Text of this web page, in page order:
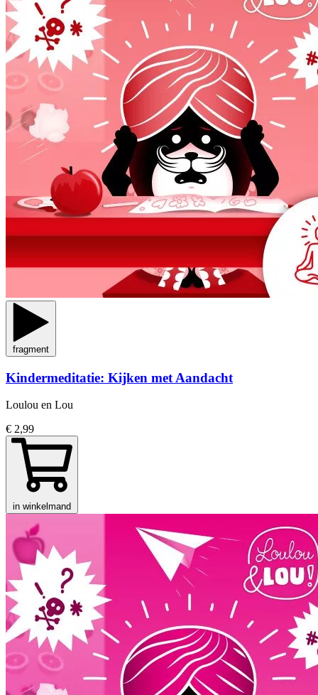
fragment
Kindermeditatie: Kijken met Aandacht
Loulou en Lou
€ 2,99
in winkelmand